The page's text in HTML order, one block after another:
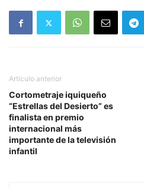
Artículo anterior
Cortometraje iquiqueño
“Estrellas del Desierto” es
finalista en premio
internacional más
importante de la televisión
infantil